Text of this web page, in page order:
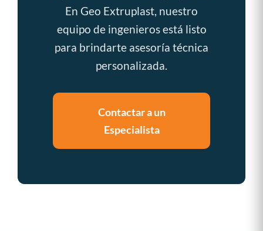
En Geo Extruplast, nuestro
equipo de ingenieros está listo
para brindarte asesoría técnica
personalizada.
Contactar a un
Especialista